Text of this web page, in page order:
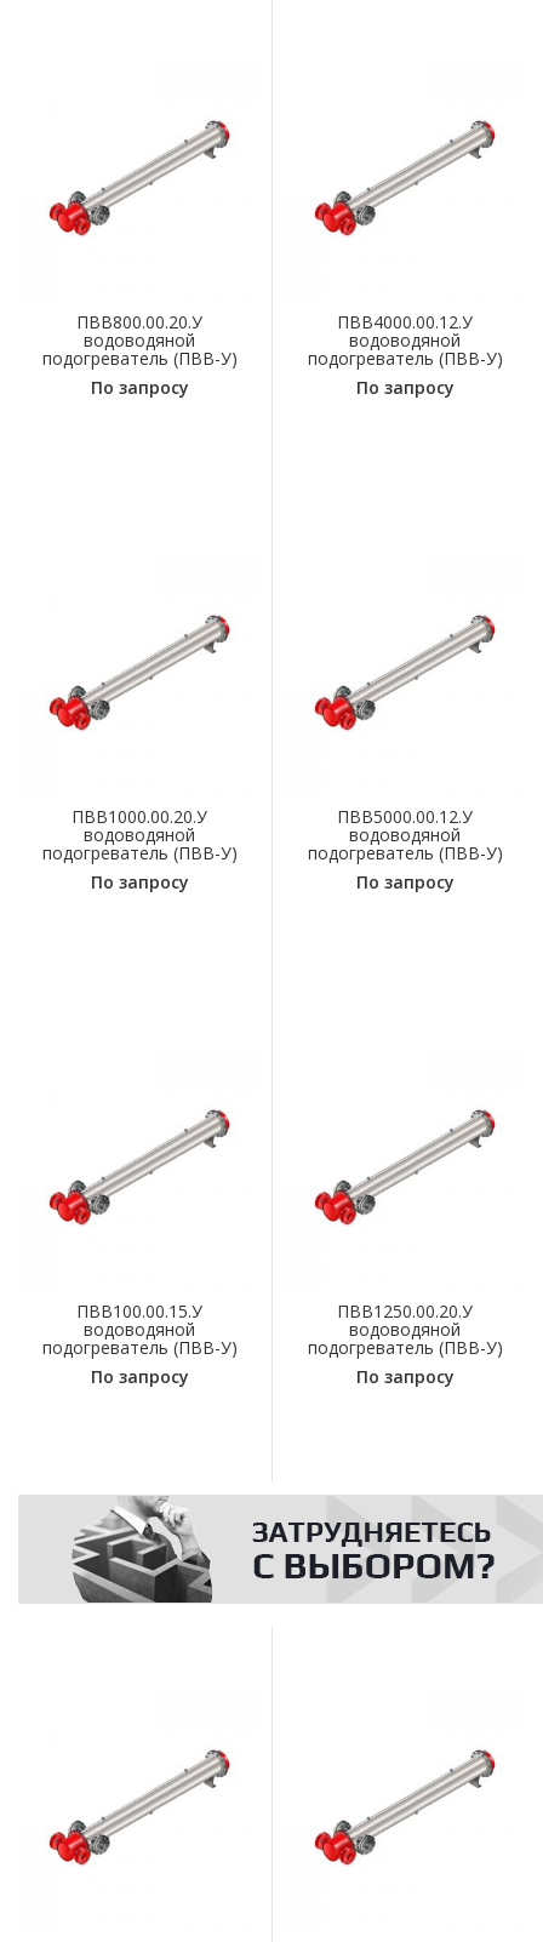
ПВВ800.00.20.У
водоводяной
подогреватель (ПВВ-У)
По запросу
ПВВ4000.00.12.У
водоводяной
подогреватель (ПВВ-У)
По запросу
ПВВ1000.00.20.У
водоводяной
подогреватель (ПВВ-У)
По запросу
ПВВ5000.00.12.У
водоводяной
подогреватель (ПВВ-У)
По запросу
ПВВ100.00.15.У
водоводяной
подогреватель (ПВВ-У)
По запросу
ПВВ1250.00.20.У
водоводяной
подогреватель (ПВВ-У)
По запросу